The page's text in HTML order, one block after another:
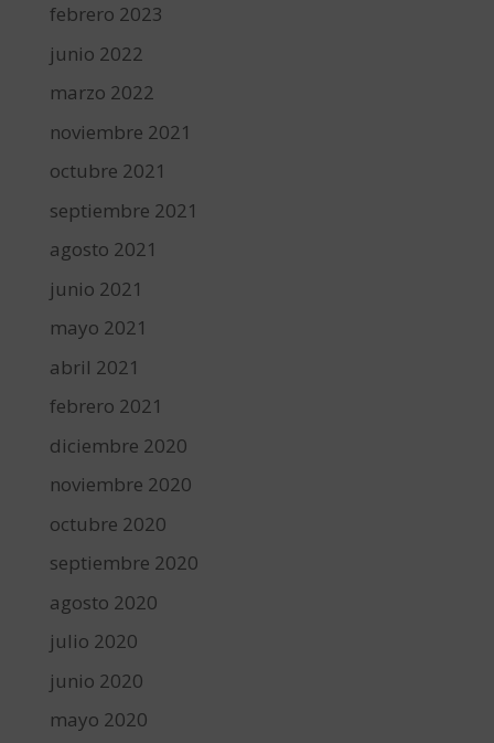
febrero 2023
junio 2022
marzo 2022
noviembre 2021
octubre 2021
septiembre 2021
agosto 2021
junio 2021
mayo 2021
abril 2021
febrero 2021
diciembre 2020
noviembre 2020
octubre 2020
septiembre 2020
agosto 2020
julio 2020
junio 2020
mayo 2020